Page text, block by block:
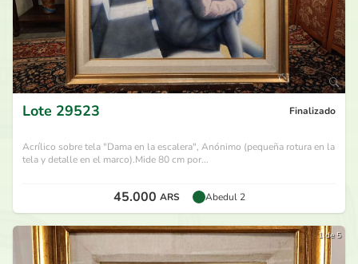
Lote 29523 Finalizado
Acrílico sobre tela "Dama en la escalera", Anónimo (pequeña rotura en la
tela y detalle en el marco).Mide 80 cm por...
45.000 ARS Abedul 2
1 de 5